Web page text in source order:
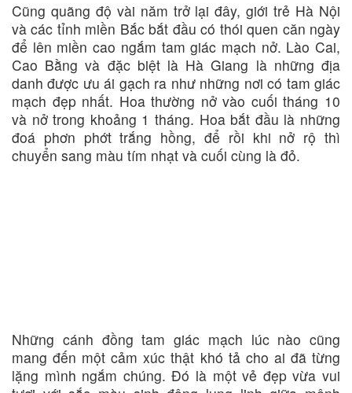
Cũng quãng độ vài năm trở lại đây, giới trẻ Hà Nội
và các tỉnh miền Bắc bắt đầu có thói quen căn ngày
để lên miền cao ngắm tam giác mạch nở. Lào Cai,
Cao Bằng và đặc biệt là Hà Giang là những địa
danh được ưu ái gạch ra như những nơi có tam giác
mạch đẹp nhất. Hoa thường nở vào cuối tháng 10
và nở trong khoảng 1 tháng. Hoa bắt đầu là những
đoá phơn phớt trắng hồng, để rồi khi nở rộ thì
chuyển sang màu tím nhạt và cuối cùng là đỏ.
Những cánh đồng tam giác mạch lúc nào cũng
mang đến một cảm xúc thật khó tả cho ai đã từng
lặng mình ngắm chúng. Đó là một vẻ đẹp vừa vui